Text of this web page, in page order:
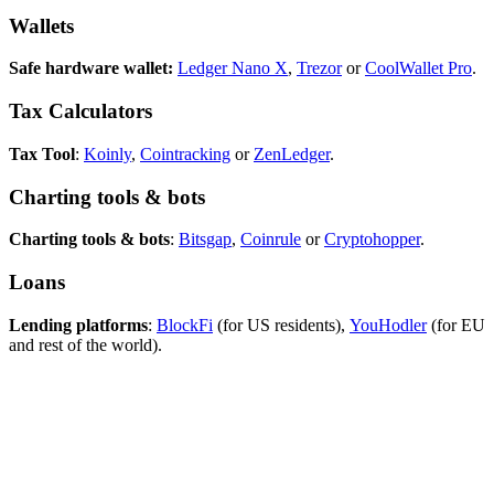
Wallets
Safe hardware wallet: Ledger Nano X, TrezororCoolWallet Pro.
Tax Calculators
Tax Tool: Koinly, Cointracking or ZenLedger.
Charting tools & bots
Charting tools & bots: Bitsgap, Coinrule orCryptohopper.
Loans
Lending platforms: BlockFi (for US residents), YouHodler(for EU
and rest of the world).